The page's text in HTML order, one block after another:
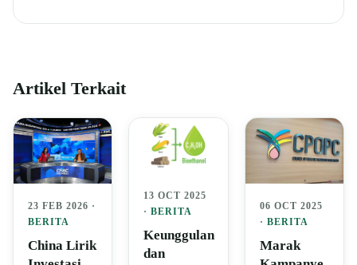
Artikel Terkait
23 FEB 2026 ·
BERITA
China Lirik
13 OCT 2025
·BERITA
Keunggulan
dan
06 OCT 2025
· BERITA
Marak